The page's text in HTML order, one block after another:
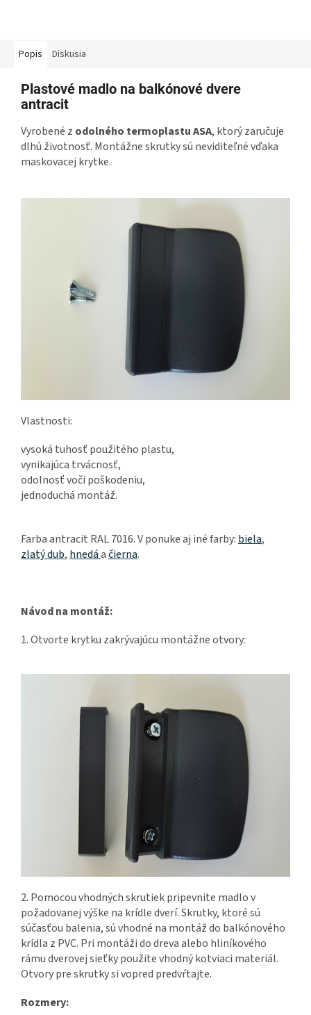
Popis Diskusia
Plastové madlo na balkónové dvere
antracit
Vyrobené z odolného termoplastu ASA, ktorý zaručuje
dlhú životnosť. Montážne skrutky sú neviditeľné vďaka
maskovacej krytke.
Vlastnosti:
vysoká tuhosť použitého plastu,
vynikajúca trvácnosť,
odolnosť voči poškodeniu,
jednoduchá montáž.
Farba antracit RAL 7016. V ponuke aj iné farby: biela,
zlatý dub, hnedáačierna.
Návod na montáž:
1. Otvorte krytku zakrývajúcu montážne otvory:
2. Pomocou vhodných skrutiek pripevnite madlo v
požadovanej výške na krídle dverí. Skrutky, ktoré sú
súčasťou balenia, sú vhodné na montáž do balkónového
krídla z PVC. Pri montáži do dreva alebo hliníkového
rámu dverovej sieťky použite vhodný kotviaci materiál.
Otvory pre skrutky si vopred predvŕtajte.
Rozmery: